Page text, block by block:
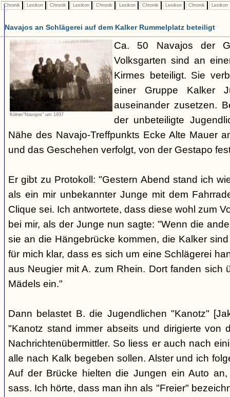
Chronik Lexikon Chronik Lexikon Chronik Lexikon Chronik Lexikon Chronik Lexikon
Navajos an Schlägerei auf dem Kalker Rummelplatz beteiligt
Kölner"Navojos" um 1937
Ca. 50 Navajos der
Volksgarten sind an
Kirmes beteiligt. Sie
einer Gruppe Kalker
auseinander zusetzen.
der unbeteiligte
Nähe des Navajo-Treffpunkts Ecke Alte Mauer
und das Geschehen verfolgt, von der Gestapo
Er gibt zu Protokoll: "Gestern Abend stand ich
als ein mir unbekannter Junge mit dem
Clique sei. Ich antwortete, dass diese wohl zum
bei mir, als der Junge nun sagte: "Wenn die
sie an die Hängebrücke kommen, die Kalker
für mich klar, dass es sich um eine Schlägerei
aus Neugier mit A. zum Rhein. Dort fanden sich
Mädels ein."
Dann belastet B. die Jugendlichen "Kanotz"
"Kanotz stand immer abseits und dirigierte von
Nachrichtenübermittler. So liess er auch nach
alle nach Kalk begeben sollen. Alster und ich
Auf der Brücke hielten die Jungen ein Auto
sass. Ich hörte, dass man ihn als "Freier"